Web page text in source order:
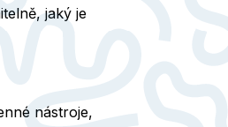
jaký je
nástroje,